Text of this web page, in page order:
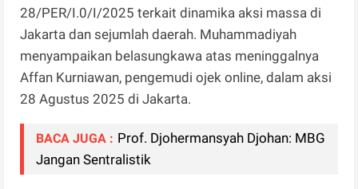
28/PER/I.0/I/2025 terkait dinamika aksi massa di
Jakarta dan sejumlah daerah. Muhammadiyah
menyampaikan belasungkawa atas meninggalnya
Affan Kurniawan, pengemudi ojek online, dalam aksi
28 Agustus 2025 di Jakarta.
BACA JUGA : Prof. Djohermansyah Djohan: MBG
Jangan Sentralistik